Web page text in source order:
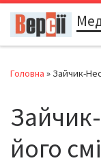
Перейти до вмісту
Головна » Зайчик-
його